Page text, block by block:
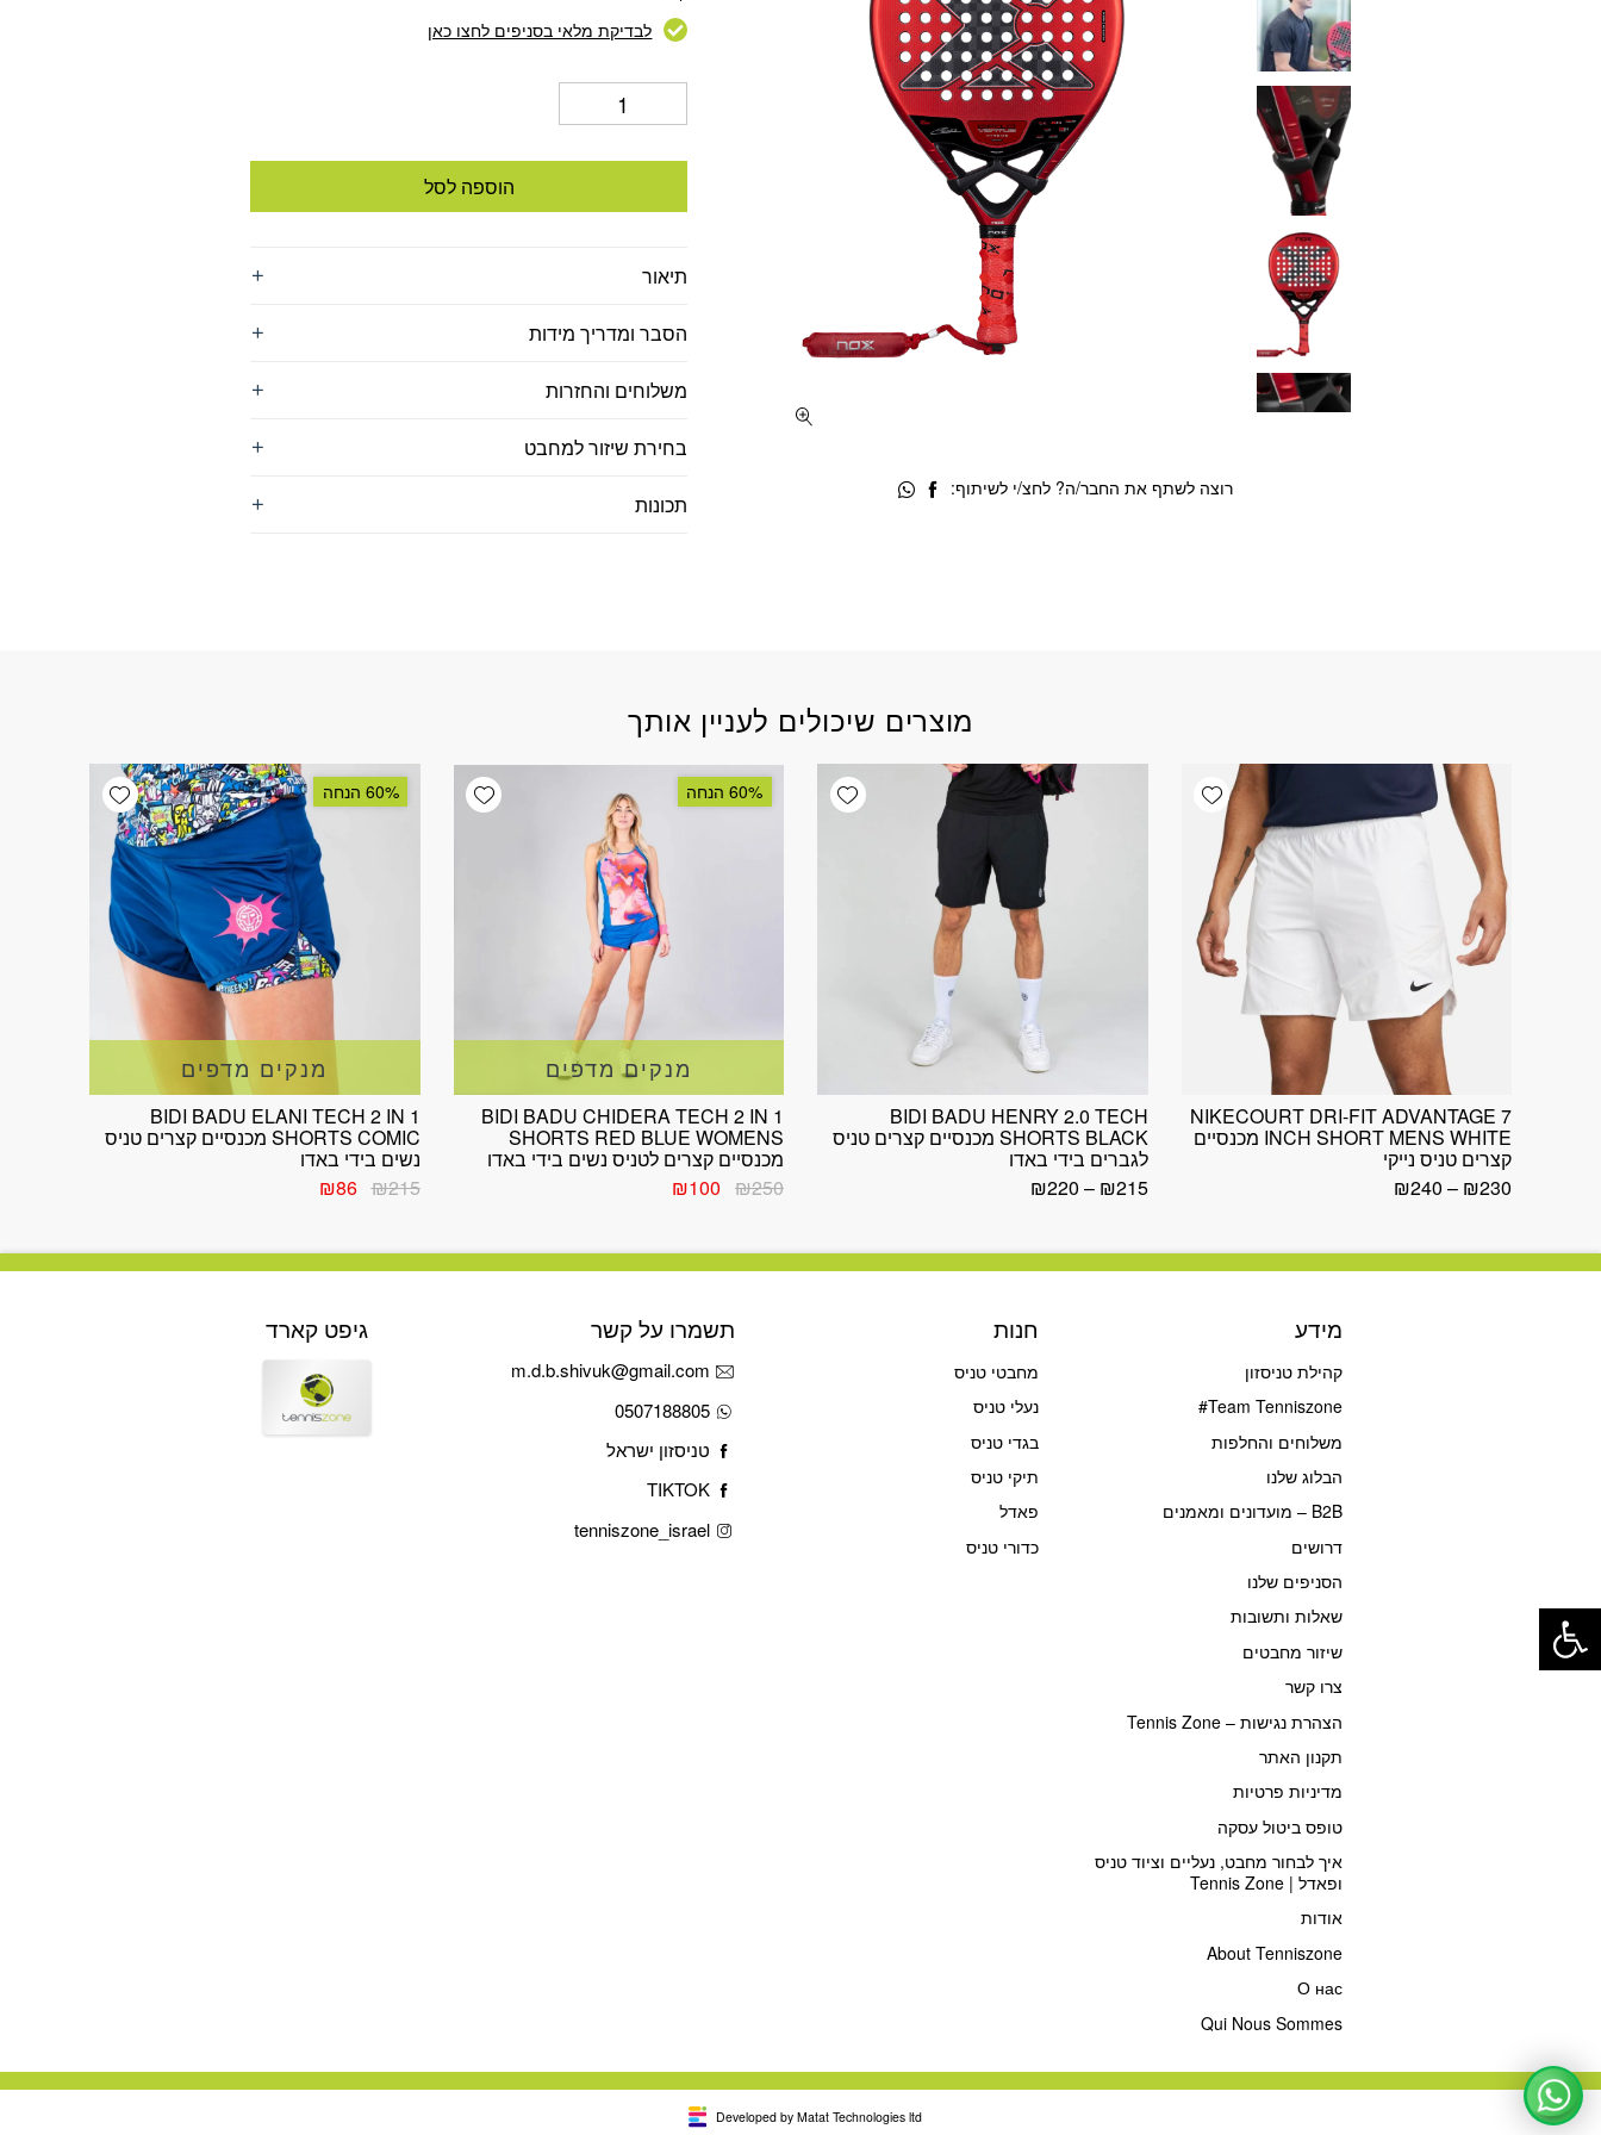
לבדיקת מלאי בסניפים לחצו כאן
הוספה לסל
תיאור
הסבר ומדריך מידות
משלוחים והחזרות
בחירת שיזור למחבט
תכונות
רוצה לשתף את החבר/ה? לחצ/י לשיתוף:
מוצרים שיכולים לעניין אותך
Add wishlist
NIKECOURT DRI-FIT ADVANTAGE 7
INCH SHORT MENS WHITE מכנסיים
קצרים טניס נייקי
₪230
–
₪240
Add wishlist
BIDI BADU HENRY 2.0 TECH
SHORTS BLACK מכנסיים קצרים טניס
לגברים בידי באדו
₪215
–
₪220
Add wishlist 60% הנחה
מנקים מדפים
BIDI BADU CHIDERA TECH 2 IN 1
SHORTS RED BLUE WOMENS
מכנסיים קצרים לטניס נשים בידי באדו
₪250 המחיר
₪250.
₪100
₪100.
Add wishlist 60% הנחה
מנקים מדפים
BIDI BADU ELANI TECH 2 IN 1
SHORTS COMIC מכנסיים קצרים טניס
נשים בידי באדו
₪215 המחיר
₪215.
₪86
₪86.
מידע
קהילת טניסזון
Team Tenniszone#
משלוחים והחלפות
הבלוג שלנו
B2B – מועדונים ומאמנים
דרושים
הסניפים שלנו
שאלות ותשובות
שיזור מחבטים
צרו קשר
הצהרת נגישות – Tennis Zone
תקנון האתר
מדיניות פרטיות
טופס ביטול עסקה
איך לבחור מחבט, נעליים וציוד טניס
ופאדל | Tennis Zone
אודות
About Tenniszone
О нас
Qui Nous Sommes
חנות
מחבטי טניס
נעלי טניס
בגדי טניס
תיקי טניס
פאדל
כדורי טניס
תשמרו על קשר
m.d.b.shivuk@gmail.com
0507188805
טניסזון ישראל
TIKTOK
tenniszone_israel
גיפט קארד
Developed by Matat Technologies ltd
פתח סרגל נגישות